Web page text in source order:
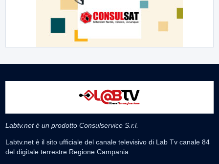
Labtv.net è un prodotto Consulservice S.r.l.
Labtv.net è il sito ufficiale del canale televisivo di Lab Tv canale 84
del digitale terrestre Regione Campania